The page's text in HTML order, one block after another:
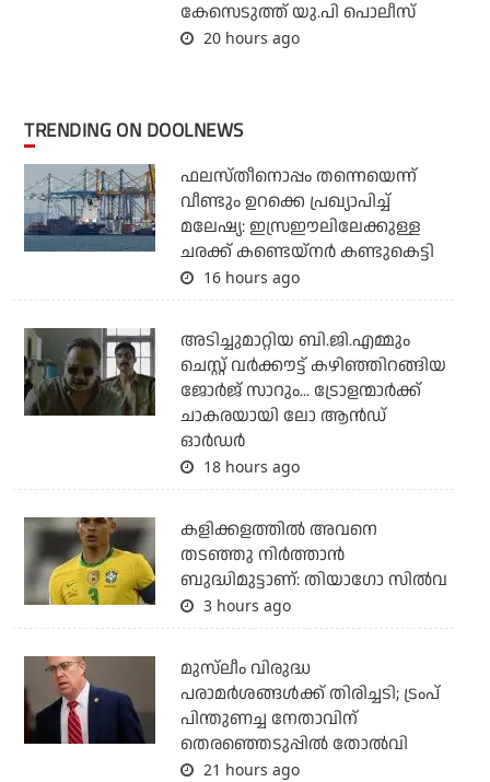
കേസെടുത്ത് യു.പി പൊലീസ്
20 hours ago
TRENDING ON DOOLNEWS
ഫലസ്തീനൊപ്പം തന്നെയെന്ന്
വീണ്ടും ഉറക്കെ പ്രഖ്യാപിച്ച്
മലേഷ്യ: ഇസ്രഈലിലേക്കുള്ള
ചരക്ക് കണ്ടെയ്‌നര്‍ കണ്ടുകെട്ടി
16 hours ago
അടിച്ചുമാറ്റിയ ബി.ജി.എമ്മും
ചെസ്റ്റ് വര്‍ക്കൗട്ട് കഴിഞ്ഞിറങ്ങിയ
ജോര്‍ജ് സാറും... ട്രോളന്മാര്‍ക്ക്
ചാകരയായി ലോ ആന്‍ഡ്
ഓര്‍ഡര്‍
18 hours ago
കളിക്കളത്തില്‍ അവനെ
തടഞ്ഞു നിര്‍ത്താന്‍
ബുദ്ധിമുട്ടാണ്: തിയാഗോ സില്‍വ
3 hours ago
മുസ്‌ലീം വിരുദ്ധ
പരാമര്‍ശങ്ങള്‍ക്ക് തിരിച്ചടി; ട്രംപ്
പിന്തുണച്ച നേതാവിന്
തെരഞ്ഞെടുപ്പില്‍ തോല്‍വി
21 hours ago